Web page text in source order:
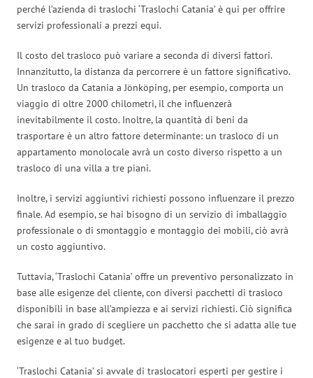
perché l’azienda di traslochi ‘Traslochi Catania’ è qui per offrire
servizi professionali a prezzi equi.
Il costo del trasloco può variare a seconda di diversi fattori.
Innanzitutto, la distanza da percorrere è un fattore significativo.
Un trasloco da Catania a Jönköping, per esempio, comporta un
viaggio di oltre 2000 chilometri, il che influenzerà
inevitabilmente il costo. Inoltre, la quantità di beni da
trasportare è un altro fattore determinante: un trasloco di un
appartamento monolocale avrà un costo diverso rispetto a un
trasloco di una villa a tre piani.
Inoltre, i servizi aggiuntivi richiesti possono influenzare il prezzo
finale. Ad esempio, se hai bisogno di un servizio di imballaggio
professionale o di smontaggio e montaggio dei mobili, ciò avrà
un costo aggiuntivo.
Tuttavia, ‘Traslochi Catania’ offre un preventivo personalizzato in
base alle esigenze del cliente, con diversi pacchetti di trasloco
disponibili in base all’ampiezza e ai servizi richiesti. Ciò significa
che sarai in grado di scegliere un pacchetto che si adatta alle tue
esigenze e al tuo budget.
‘Traslochi Catania’ si avvale di traslocatori esperti per gestire i